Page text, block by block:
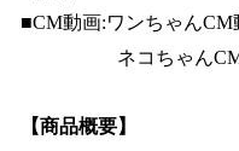
■CM動画:ワンちゃんCM
ネコちゃんCM
【商品概要】